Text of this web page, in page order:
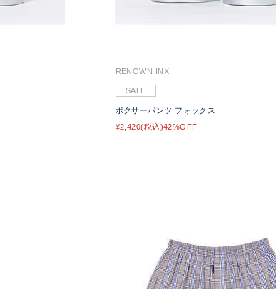
RENOWN INX
SALE
ボクサーパンツ フォックス
¥2,420(税込)42%OFF